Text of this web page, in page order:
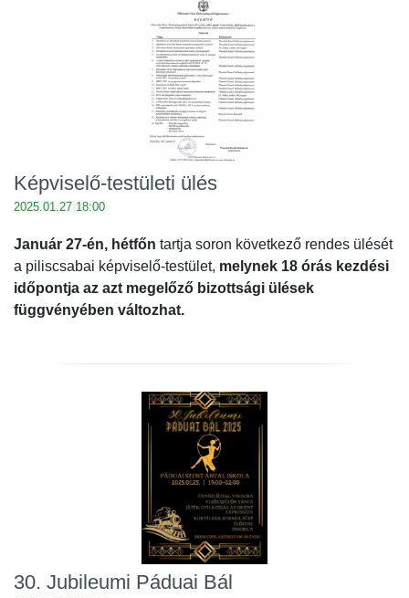
Képviselő-testületi ülés
2025.01.27 18:00
Január 27-én, hétfőn tartja soron következő rendes ülését
a piliscsabai képviselő-testület, melynek 18 órás kezdési
időpontja az azt megelőző bizottsági ülések
függvényében változhat.
30. Jubileumi Páduai Bál